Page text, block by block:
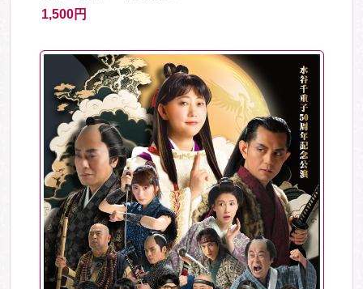
1,500円